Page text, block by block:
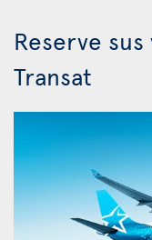
Reserve
Transat